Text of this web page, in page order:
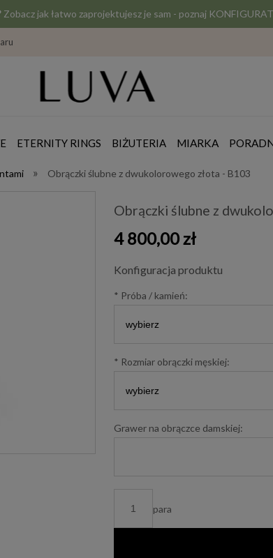
Zobacz jak łatwo zaprojektujesz je sam - poznaj
ETERNITY RINGS BIŻUTERIA MIARKA
» Obrączki ślubne z dwukolorowego złota - B103
Obrączki ślubne z
4 800,00 zł
Konfiguracja produktu
* Próba / kamień:
* Rozmiar obrączki męskiej:
Grawer na obrączce damskiej:
para